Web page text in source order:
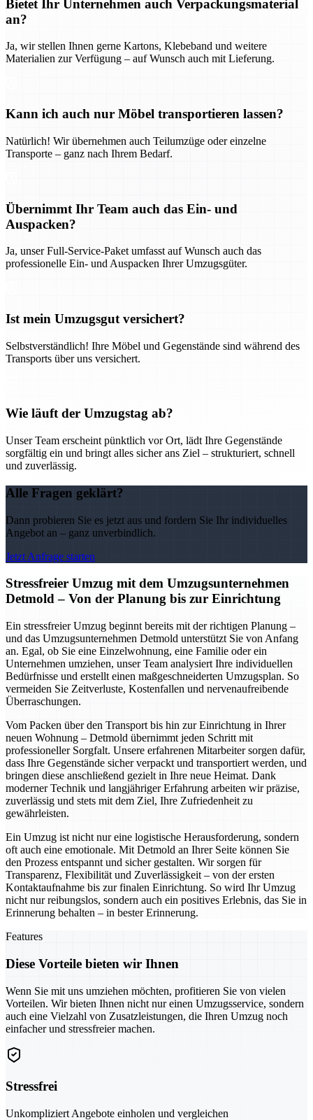
Bietet Ihr Unternehmen auch Verpackungsmaterial
an?
Ja, wir stellen Ihnen gerne Kartons, Klebeband und weitere
Materialien zur Verfügung – auf Wunsch auch mit Lieferung.
Kann ich auch nur Möbel transportieren lassen?
Natürlich! Wir übernehmen auch Teilumzüge oder einzelne
Transporte – ganz nach Ihrem Bedarf.
Übernimmt Ihr Team auch das Ein- und
Auspacken?
Ja, unser Full-Service-Paket umfasst auf Wunsch auch das
professionelle Ein- und Auspacken Ihrer Umzugsgüter.
Ist mein Umzugsgut versichert?
Selbstverständlich! Ihre Möbel und Gegenstände sind während des
Transports über uns versichert.
Wie läuft der Umzugstag ab?
Unser Team erscheint pünktlich vor Ort, lädt Ihre Gegenstände
sorgfältig ein und bringt alles sicher ans Ziel – strukturiert, schnell
und zuverlässig.
Alle Fragen geklärt?
Dann probieren Sie es jetzt aus und fordern Sie Ihr individuelles
Angebot an – ganz unverbindlich.
Jetzt Anfrage starten
Stressfreier Umzug mit dem Umzugsunternehmen
Detmold – Von der Planung bis zur Einrichtung
Ein stressfreier Umzug beginnt bereits mit der richtigen Planung –
und das Umzugsunternehmen Detmold unterstützt Sie von Anfang
an. Egal, ob Sie eine Einzelwohnung, eine Familie oder ein
Unternehmen umziehen, unser Team analysiert Ihre individuellen
Bedürfnisse und erstellt einen maßgeschneiderten Umzugsplan. So
vermeiden Sie Zeitverluste, Kostenfallen und nervenaufreibende
Überraschungen.
Vom Packen über den Transport bis hin zur Einrichtung in Ihrer
neuen Wohnung – Detmold übernimmt jeden Schritt mit
professioneller Sorgfalt. Unsere erfahrenen Mitarbeiter sorgen dafür,
dass Ihre Gegenstände sicher verpackt und transportiert werden, und
bringen diese anschließend gezielt in Ihre neue Heimat. Dank
moderner Technik und langjähriger Erfahrung arbeiten wir präzise,
zuverlässig und stets mit dem Ziel, Ihre Zufriedenheit zu
gewährleisten.
Ein Umzug ist nicht nur eine logistische Herausforderung, sondern
oft auch eine emotionale. Mit Detmold an Ihrer Seite können Sie
den Prozess entspannt und sicher gestalten. Wir sorgen für
Transparenz, Flexibilität und Zuverlässigkeit – von der ersten
Kontaktaufnahme bis zur finalen Einrichtung. So wird Ihr Umzug
nicht nur reibungslos, sondern auch ein positives Erlebnis, das Sie in
Erinnerung behalten – in bester Erinnerung.
Features
Diese Vorteile bieten wir Ihnen
Wenn Sie mit uns umziehen möchten, profitieren Sie von vielen
Vorteilen. Wir bieten Ihnen nicht nur einen Umzugsservice, sondern
auch eine Vielzahl von Zusatzleistungen, die Ihren Umzug noch
einfacher und stressfreier machen.
Stressfrei
Unkompliziert Angebote einholen und vergleichen